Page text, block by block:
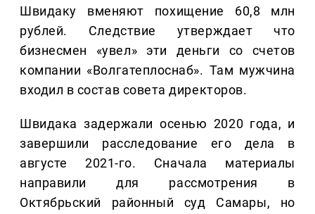
Швидаку вменяют похищение 60,8 млн
рублей. Следствие утверждает что
бизнесмен «увел» эти деньги со счетов
компании «Волгатеплоснаб». Там мужчина
входил в состав совета директоров.
Швидака задержали осенью 2020 года, и
завершили расследование его дела в
августе 2021-го. Сначала материалы
направили для рассмотрения в
Октябрьский районный суд Самары, но